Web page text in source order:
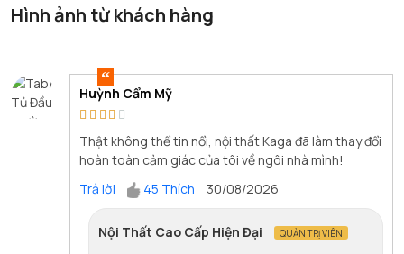
Hình ảnh từ khách hàng
Huỳnh Cẩm Mỹ
Thật không thể tin nổi, nội thất Kaga đã làm thay đổi
hoàn toàn cảm giác của tôi về ngôi nhà mình!
Trả lời
45 Thích 30/08/2026
Nội Thất Cao Cấp Hiện Đại QUẢN TRỊ VIÊN